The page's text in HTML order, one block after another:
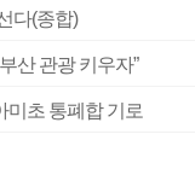
다(종합)
산 관광 키우자”
초 통폐합 기로